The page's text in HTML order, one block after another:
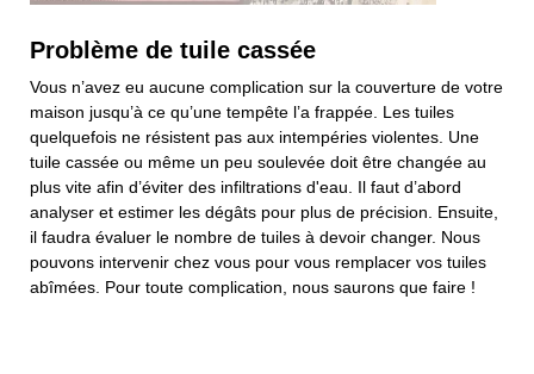
Problème de tuile cassée
Vous n’avez eu aucune complication sur la couverture de votre
maison jusqu’à ce qu’une tempête l’a frappée. Les tuiles
quelquefois ne résistent pas aux intempéries violentes. Une
tuile cassée ou même un peu soulevée doit être changée au
plus vite afin d’éviter des infiltrations d'eau. Il faut d’abord
analyser et estimer les dégâts pour plus de précision. Ensuite,
il faudra évaluer le nombre de tuiles à devoir changer. Nous
pouvons intervenir chez vous pour vous remplacer vos tuiles
abîmées. Pour toute complication, nous saurons que faire !